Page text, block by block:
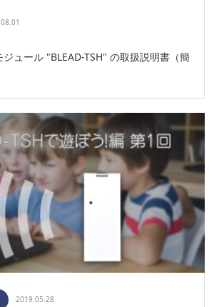
ュール "BLEAD-TSH" の取扱説明書（簡
2019.05.28